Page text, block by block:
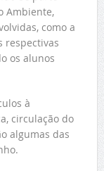
Ambiente,
como a
respectivas
os alunos
à
circulação do
algumas das